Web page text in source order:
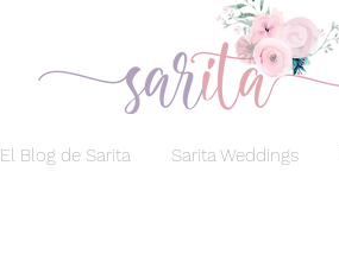
El Blog de Sarita Sarita Weddings